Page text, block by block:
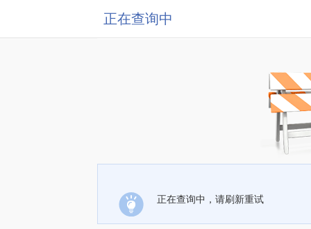
正在查询中
正在查询中，请刷新重试